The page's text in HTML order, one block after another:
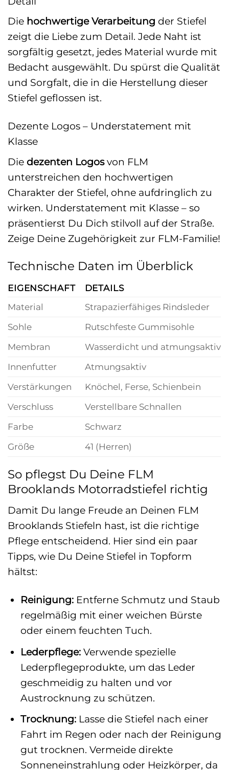
Die hochwertige Verarbeitung der Stiefel
zeigt die Liebe zum Detail. Jede Naht ist
sorgfältig gesetzt, jedes Material wurde mit
Bedacht ausgewählt. Du spürst die Qualität
und Sorgfalt, die in die Herstellung dieser
Stiefel geflossen ist.
Dezente Logos – Understatement mit
Klasse
Die dezenten Logosvon FLM
unterstreichen den hochwertigen
Charakter der Stiefel, ohne aufdringlich zu
wirken. Understatement mit Klasse – so
präsentierst Du Dich stilvoll auf der Straße.
Zeige Deine Zugehörigkeit zur FLM-Familie!
Technische Daten im Überblick
EIGENSCHAFT
DETAILS
Material
Strapazierfähiges Rindsleder
Sohle
Rutschfeste Gummisohle
Membran
Wasserdicht und atmungsaktiv
Innenfutter
Atmungsaktiv
Verstärkungen
Knöchel, Ferse, Schienbein
Verschluss
Verstellbare Schnallen
Farbe
Schwarz
Größe
41 (Herren)
So pflegst Du Deine FLM
Brooklands Motorradstiefel richtig
Damit Du lange Freude an Deinen FLM
Brooklands Stiefeln hast, ist die richtige
Pflege entscheidend. Hier sind ein paar
Tipps, wie Du Deine Stiefel in Topform
hältst:
Reinigung:Entferne Schmutz und Staub
regelmäßig mit einer weichen Bürste
oder einem feuchten Tuch.
Lederpflege:Verwende spezielle
Lederpflegeprodukte, um das Leder
geschmeidig zu halten und vor
Austrocknung zu schützen.
Trocknung:Lasse die Stiefel nach einer
Fahrt im Regen oder nach der Reinigung
gut trocknen. Vermeide direkte
Sonneneinstrahlung oder Heizkörper, da